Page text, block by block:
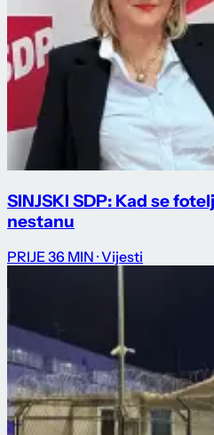
SINJSKI SDP: Kad se
nestanu
PRIJE 36 MIN · Vijesti